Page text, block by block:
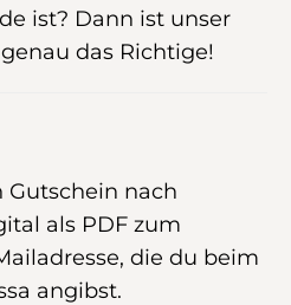
ist? Dann ist unser
das Richtige!
Gutschein nach
als PDF zum
die du beim
angibst.